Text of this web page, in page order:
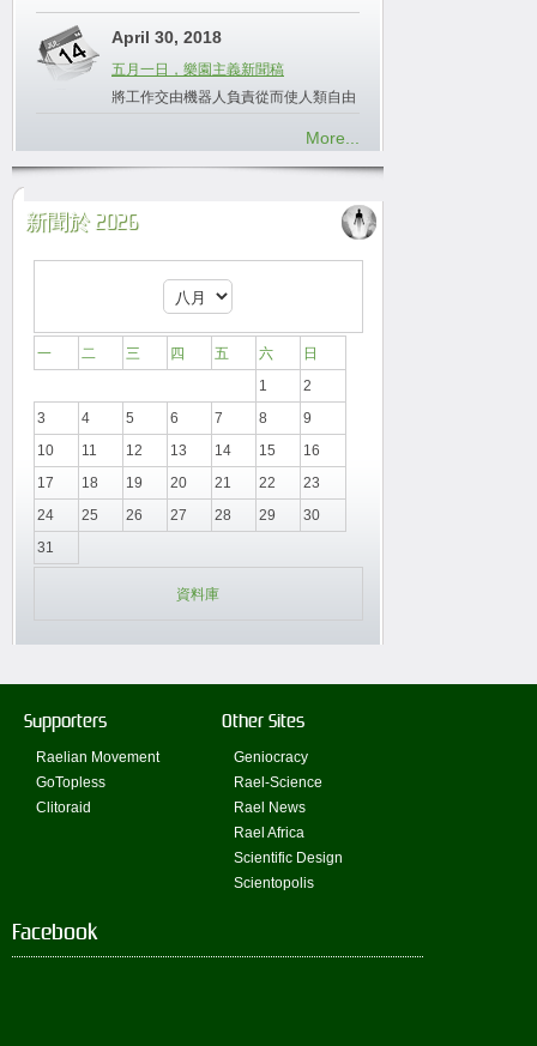
April 30, 2018
五月一日，樂園主義新聞稿
將工作交由機器人負責從而使人類自由
More...
新聞於 2026
一 二 三 四 五 六
日
1
2
3
4 5 6 7 8
9
10
11 12 13 14 15
16
17
18 19 20 21 22
23
24
25 26 27 28 29
30
31
資料庫
Supporters
Raelian Movement
GoTopless
Clitoraid
Other Sites
Geniocracy
Rael-Science
Rael News
Rael Africa
Scientific Design
Scientopolis
Facebook